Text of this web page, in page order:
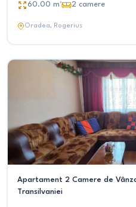
60.00 m² 2 camere
Oradea, Rogerius
Apartament 2 Camere de
Transilvaniei